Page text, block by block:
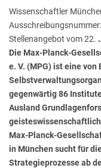
Wissenschaftler
Stellenangebot vom 22.
Die Max-Planck-
e. V. (MPG) ist eine
gegenwärtig 86
Ausland
Max-Planck-
in München sucht für
Strategieprozesse ab